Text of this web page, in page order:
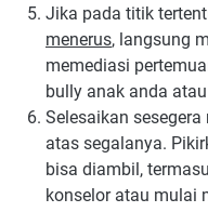
Jika pada titik
menerus, langsung
memediasi
bully anak anda
Selesaikan
atas segalanya.
bisa diambil,
konselor atau mulai